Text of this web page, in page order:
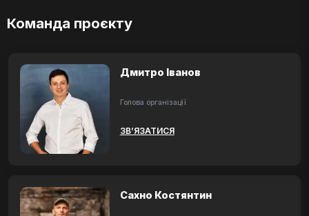
Команда проєкту
Дмитро Іванов
Голова організації
ЗВ’ЯЗАТИСЯ
Сахно Костянтин